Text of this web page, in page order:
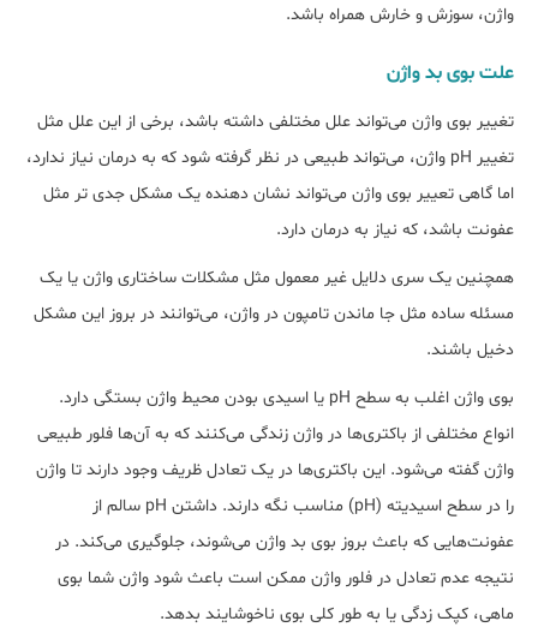
واژن، سوزش و خارش همراه باشد.
علت بوی بد واژن
تغییر بوی واژن می‌تواند علل مختلفی داشته باشد، برخی از این علل مثل
تغییر pH واژن، می‌تواند طبیعی در نظر گرفته شود که به درمان نیاز ندارد،
اما گاهی تعییر بوی واژن می‌تواند نشان دهنده یک مشکل جدی تر مثل
عفونت باشد، که نیاز به درمان دارد.
همچنین یک سری دلایل غیر معمول مثل مشکلات ساختاری واژن یا یک
مسئله ساده مثل جا ماندن تامپون در واژن، می‌توانند در بروز این مشکل
دخیل باشند.
بوی واژن اغلب به سطح pH یا اسیدی بودن محیط واژن بستگی دارد.
انواع مختلفی از باکتری‎‌ها در واژن زندگی می‎‌کنند که به آن‌ها فلور طبیعی
واژن گفته می‌شود. این باکتری‌ها در یک تعادل ظریف وجود دارند تا واژن
را در سطح اسیدیته (pH) مناسب نگه دارند. داشتن pH سالم از
عفونت‌هایی که باعث بروز بوی بد واژن می‌شوند، جلوگیری می‌کند. در
نتیجه عدم تعادل در فلور واژن ممکن است باعث شود واژن شما بوی
ماهی، کپک زدگی یا به طور کلی بوی ناخوشایند بدهد.